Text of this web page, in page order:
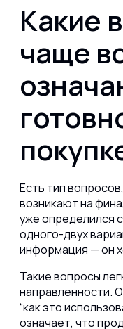
Какие
чаще
Есть тип
возникают на
уже определился
одного-двух
информация — он
Такие вопросы
направленности.
“как это
означает, что